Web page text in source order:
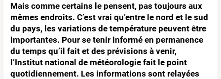
Mais comme certains le pensent, pas toujours aux
mêmes endroits. C’est vrai qu’entre le nord et le sud
du pays, les variations de température peuvent être
importantes. Pour se tenir informé en permanence
du temps qu’il fait et des prévisions à venir,
l’Institut national de météorologie fait le point
quotidiennement. Les informations sont relayées